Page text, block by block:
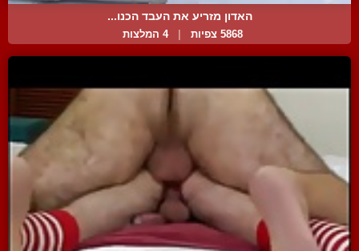
האדון מזריע את העבד הכנו...
5868 צפיות | 4 המלצות